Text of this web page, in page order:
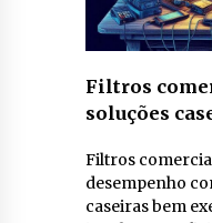
Filtros
soluções
Filtros
desempenho
caseiras bem